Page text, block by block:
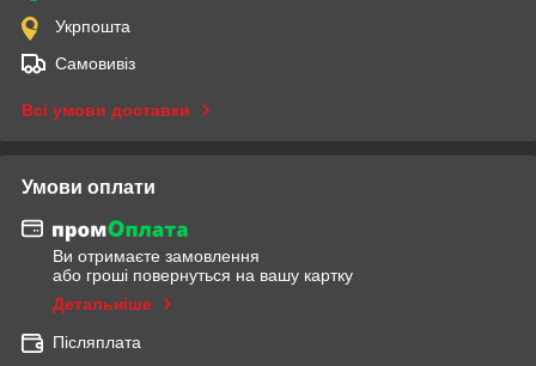
Укрпошта
Самовивіз
Всі умови доставки
Умови оплати
Ви отримаєте замовлення
або гроші повернуться на вашу картку
Детальніше
Післяплата